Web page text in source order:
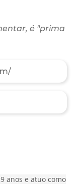
é "prima
anos e atuo como